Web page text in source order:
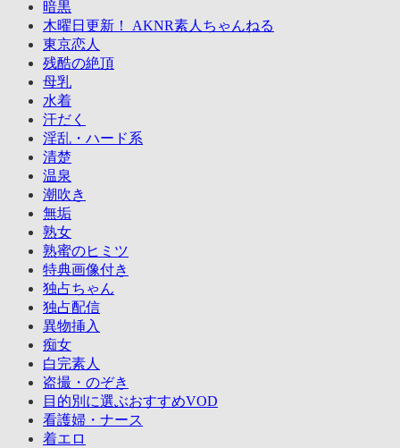
暗黒
木曜日更新！ AKNR素人ちゃんねる
東京恋人
残酷の絶頂
母乳
水着
汗だく
淫乱・ハード系
清楚
温泉
潮吹き
無垢
熟女
熟蜜のヒミツ
特典画像付き
独占ちゃん
独占配信
異物挿入
痴女
白完素人
盗撮・のぞき
目的別に選ぶおすすめVOD
看護婦・ナース
着エロ